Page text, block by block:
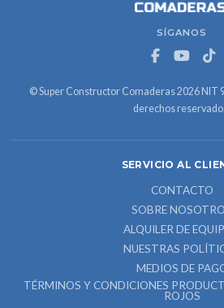
SÍGANOS
© Super Constructor Comaderas 2026 NIT
derechos
SERVICIO AL
CONTACTO
SOBRE
ALQUILER DE
NUESTRAS
MEDIOS DE
TÉRMINOS Y CONDICIONES
ROJOS